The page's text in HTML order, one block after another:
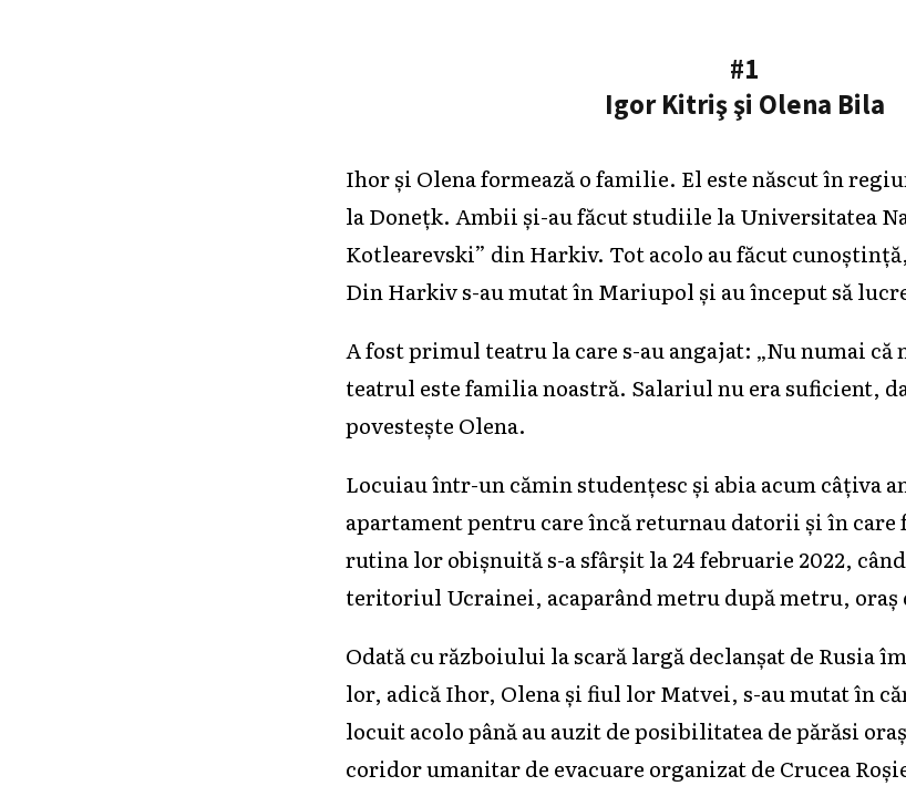
#1
Igor Kitriş şi Olena Bila
Ihor şi Olena formează o familie. El este născut în
la Doneţk. Ambii şi-au făcut studiile la Universitatea
Kotlearevski” din Harkiv. Tot acolo au făcut
Din Harkiv s-au mutat în Mariupol şi au început să
A fost primul teatru la care s-au angajat: „Nu numai
teatrul este familia noastră. Salariul nu era suficient,
povesteşte Olena.
Locuiau într-un cămin studențesc și abia acum câțiva
apartament pentru care încă returnau datorii și în care
rutina lor obișnuită s-a sfârșit la 24 februarie 2022,
teritoriul Ucrainei, acaparând metru după metru, oraş
Odată cu războiului la scară largă declanşat de Rusia
lor, adică Ihor, Olena şi fiul lor Matvei, s-au mutat în
locuit acolo până au auzit de posibilitatea de părăsi
coridor umanitar de evacuare organizat de Crucea